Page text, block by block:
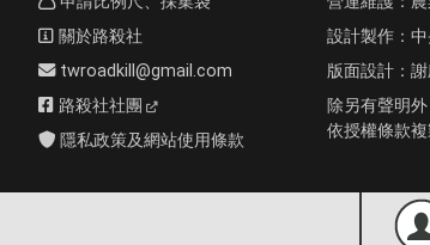
關於路殺社
twroadkill@gmail.com
路殺社社團
隱私政策及網站使用條款
設計製作：
版面設計：
除另有聲明
依授權條款